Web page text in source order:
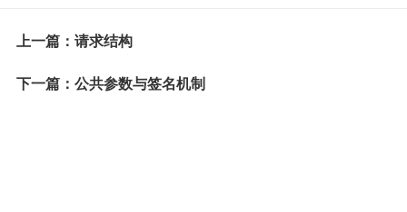
上一篇：请求结构
下一篇：公共参数与签名机制